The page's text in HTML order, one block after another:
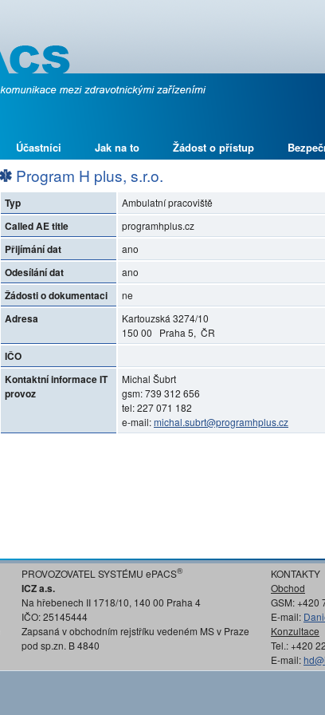
Účastníci Jak na to Žádost o přístup
Program H plus, s.r.o.
Typ Ambulatní pracoviště
Called AE title programhplus.cz
Přijímání dat ano
Odesílání dat ano
Žádosti o dokumentaci ne
Adresa
Kartouzská 3274/10
150 00 Praha 5, ČR
IČO
Kontaktní informace IT
provoz
Michal Šubrt
gsm: 739 312 656
tel: 227 071 182
e-mail:michal.subrt@programhplus.cz
PROVOZOVATEL SYSTÉMU ePACS®
ICZ a.s.
Na hřebenech II 1718/10, 140 00 Praha 4
IČO: 25145444
Zapsaná v obchodním rejstříku vedeném MS v Praze
pod sp.zn. B 4840
KONTAKTY
Obchod
GSM: +420
E-mail:
Konzultace
Tel.: +420
E-mail: